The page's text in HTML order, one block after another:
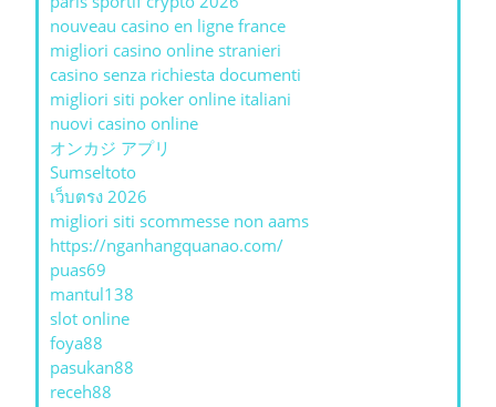
nouveau casino en ligne france
migliori casino online stranieri
casino senza richiesta documenti
migliori siti poker online italiani
nuovi casino online
オンカジ アプリ
Sumseltoto
เว็บตรง 2026
migliori siti scommesse non aams
https://nganhangquanao.com/
puas69
mantul138
slot online
foya88
pasukan88
receh88